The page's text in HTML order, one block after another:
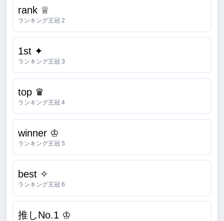
rank ♕
ランキング王冠 2
1st ✦
ランキング王冠 3
top ♛
ランキング王冠 4
winner ♔
ランキング王冠 5
best ✧
ランキング王冠 6
推しNo.1 ♔